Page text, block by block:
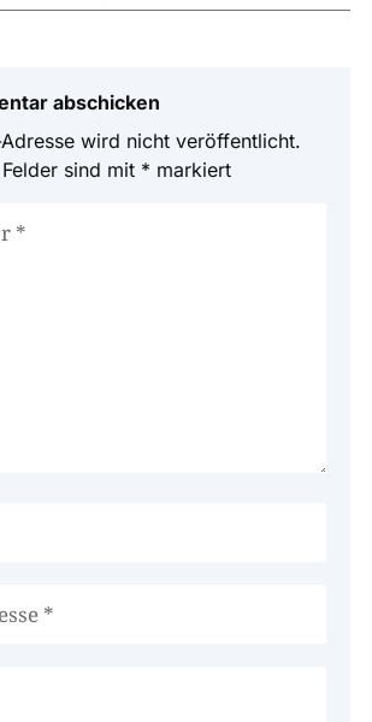
abschicken
wird nicht veröffentlicht.
sind mit * markiert